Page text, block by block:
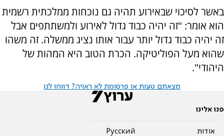
באשר לסיכוי שבאירוע תהיה גם נוכחות ממלכתית רשמית
הוא אומר: "זה יהיה כבוד גדול לאירוע ולמשתתפים אבל
זה יהיה כבוד גדול יותר עבור אותו נציג ממשלה. זה משהו
שהוא מעל הפוליטיקה. הכרת הטוב היא המהות של
היהודי".
מצאתם טעות או פרסומת לא ראויה? דווחו לנו
פנו אלינו
אודות
Pусский